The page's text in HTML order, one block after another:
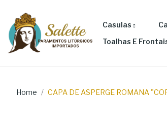
Casulas
Toalhas E
Home CAPA DE ASPERGE ROMANA